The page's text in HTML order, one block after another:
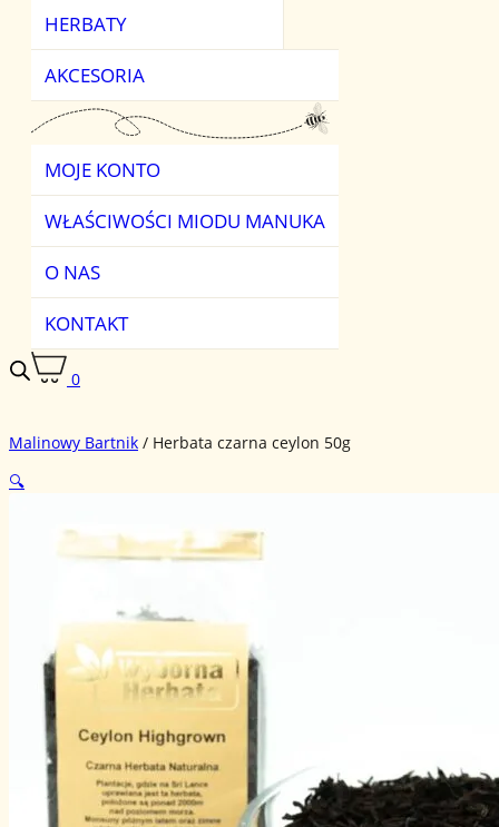
HERBATY
AKCESORIA
MOJE KONTO
WŁAŚCIWOŚCI MIODU MANUKA
O NAS
KONTAKT
0
Malinowy Bartnik / Herbata czarna ceylon 50g
🔍